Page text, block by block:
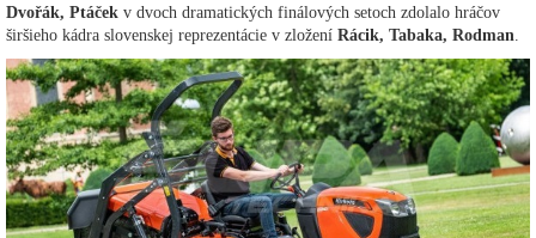
Dvořák, Ptáček v dvoch dramatických finálových setoch zdolalo hráčov
širšieho kádra slovenskej reprezentácie v zložení Rácik, Tabaka, Rodman